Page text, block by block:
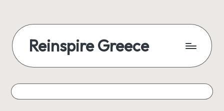
Reinspire Greece